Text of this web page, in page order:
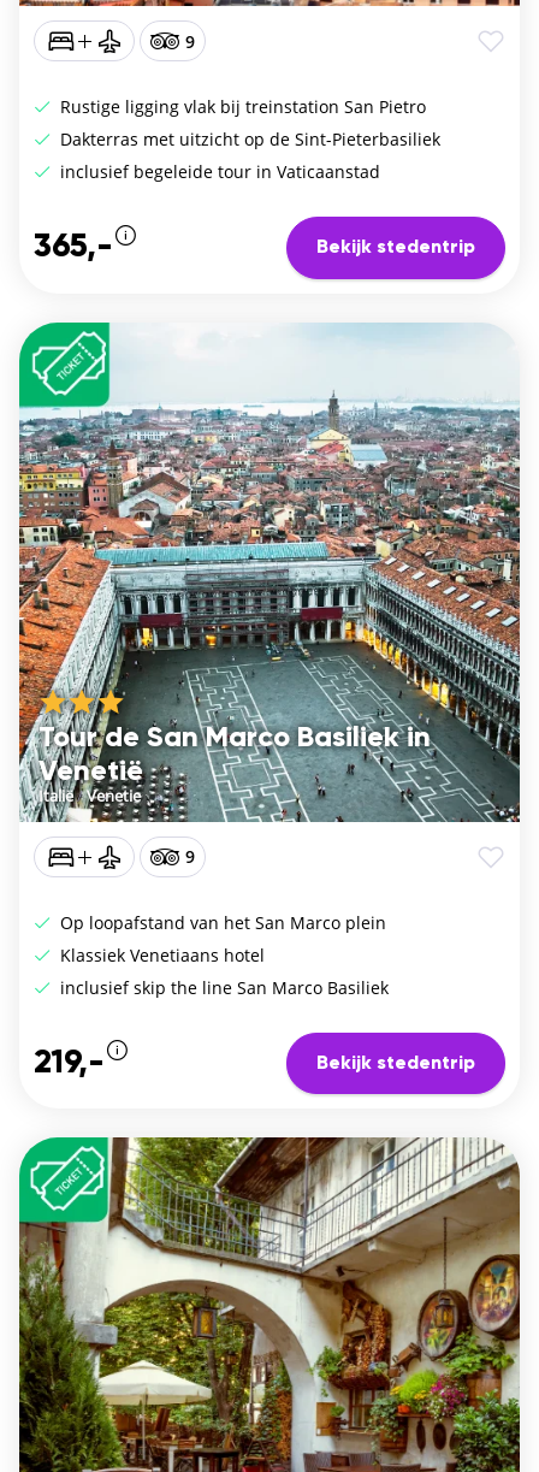
9
Rustige ligging vlak bij treinstation San Pietro
Dakterras met uitzicht op de Sint-Pieterbasiliek
inclusief begeleide tour in Vaticaanstad
365,- Bekijk stedentrip
Tour de San Marco Basiliek in
Venetië
Italië/Venetie
9
Op loopafstand van het San Marco plein
Klassiek Venetiaans hotel
inclusief skip the line San Marco Basiliek
219,- Bekijk stedentrip